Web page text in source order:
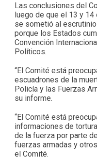
Las conclusiones del
luego de que el 13 y
se sometió al
porque los Estados
Convención
Políticos.
“El Comité está
escuadrones de la
Policía y las Fuerzas
su informe.
“El Comité está
informaciones de
de la fuerza por parte
fuerzas armadas y
el Comité.